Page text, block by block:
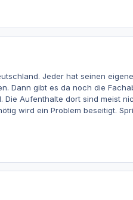
Jeder hat seinen
Dann gibt es da noch die
Aufenthalte dort sind meist
wird ein Problem beseitigt.